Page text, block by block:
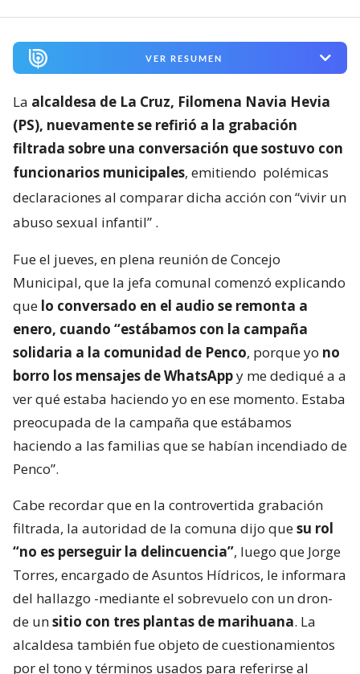
VER RESUMEN
La alcaldesa de La Cruz, Filomena Navia Hevia
(PS), nuevamente se refirió a la grabación
filtrada sobre una conversación que sostuvo con
funcionarios municipales, emitiendo polémicas
declaraciones al comparar dicha acción con “vivir un
abuso sexual infantil” .
Fue el jueves, en plena reunión de Concejo
Municipal, que la jefa comunal comenzó explicando
que lo conversado en el audio se remonta a
enero, cuando “estábamos con la campaña
solidaria a la comunidad de Penco, porque yo no
borro los mensajes de WhatsAppy me dediqué a a
ver qué estaba haciendo yo en ese momento. Estaba
preocupada de la campaña que estábamos
haciendo a las familias que se habían incendiado de
Penco”.
Cabe recordar que en la controvertida grabación
filtrada, la autoridad de la comuna dijo quesu rol
“no es perseguir la delincuencia”, luego que Jorge
Torres, encargado de Asuntos Hídricos, le informara
del hallazgo -mediante el sobrevuelo con un dron-
de unsitio con tres plantas de marihuana. La
alcaldesa también fue objeto de cuestionamientos
por el tono y términos usados para referirse al